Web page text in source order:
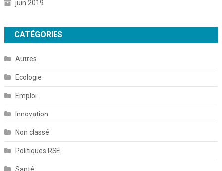
juin 2019
CATÉGORIES
Autres
Ecologie
Emploi
Innovation
Non classé
Politiques RSE
Santé